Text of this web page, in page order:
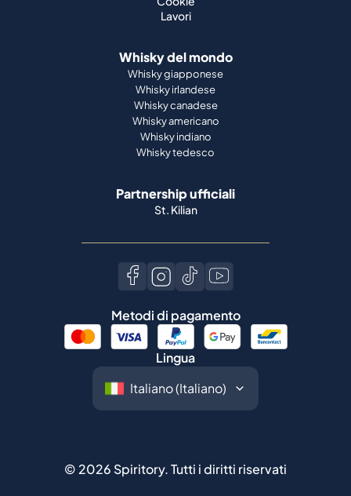
Lavori
Whisky del mondo
Whisky giapponese
Whisky irlandese
Whisky canadese
Whisky americano
Whisky indiano
Whisky tedesco
Partnership ufficiali
St. Kilian
Metodi di pagamento
Lingua
© 2026 Spiritory.Tutti i diritti riservati